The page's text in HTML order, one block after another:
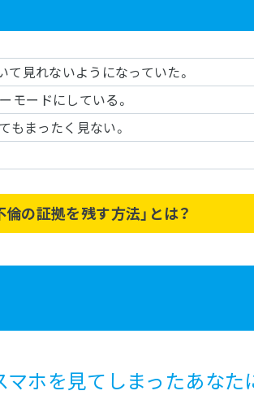
見れないようになっていた。
モードにしている。
もまったく見ない。
倫の証拠を残す方法」とは？
マホを見てしまったあなた